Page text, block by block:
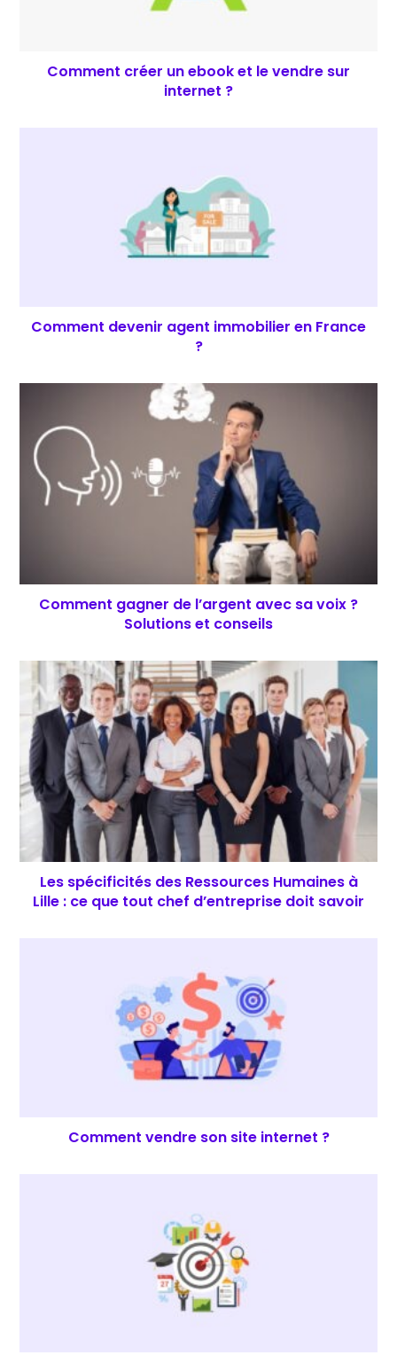
Comment créer un ebook et le vendre sur
internet ?
Comment devenir agent immobilier en France
?
Comment gagner de l’argent avec sa voix ?
Solutions et conseils
Les spécificités des Ressources Humaines à
Lille : ce que tout chef d’entreprise doit savoir
Comment vendre son site internet ?